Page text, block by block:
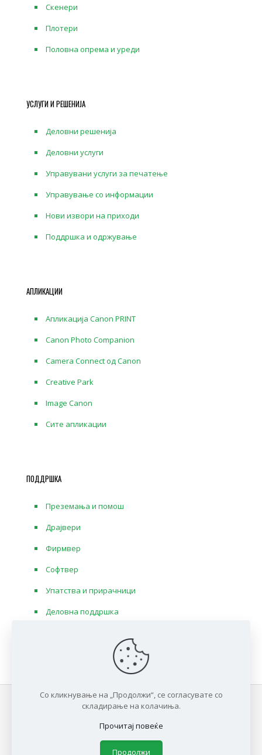
Скенери
Плотери
Половна опрема и уреди
УСЛУГИ И РЕШЕНИЈА
Деловни решенија
Деловни услуги
Управувани услуги за печатење
Управување со информации
Нови извори на приходи
Поддршка и одржување
АПЛИКАЦИИ
Апликација Canon PRINT
Canon Photo Companion
Camera Connect од Canon
Creative Park
Image Canon
Сите апликации
ПОДДРШКА
Преземања и помош
Драјвери
Фирмвер
Софтвер
Упатства и прирачници
Деловна поддршка
Со кликнување на „Продолжи“, се согласувате со
складирање на колачиња.
Прочитај повеќе
Продолжи